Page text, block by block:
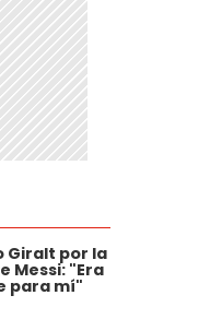
Giralt por la
Messi: "Era
para mí"